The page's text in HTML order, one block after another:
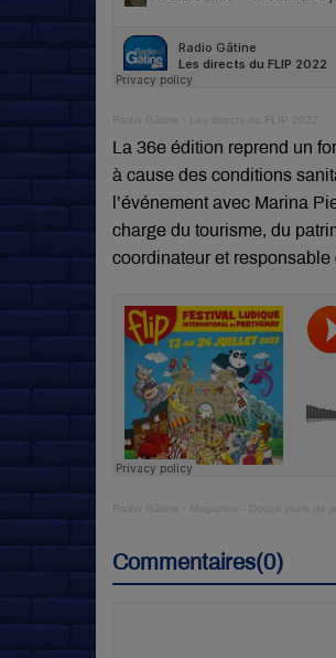
Radio Gâtine Les directs du FLIP 2022
La 36e édition reprend un
à cause des conditions
l’événement avec Marina
charge du tourisme, du
coordinateur et
Radio Gâtine Magazine - Douze jours de
Commentaires(0)